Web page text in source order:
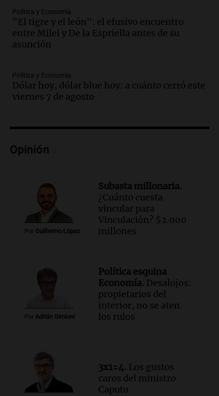
Recomendaciones de vino
bonarda para disfrutar el fin de semana
en Mendoza
Panorama Federal
en la Sociedad Rural de Bulaya con
actividades para toda la familia
Panorama Federal
jóvenes de la región
Audio.
Preparativos finales para la gran
exposición en la sociedad rural de
Bulaya este sábado
Panorama Federal
Episodios
Panorama Federal
Episodios
Río Gallegos reporta frío extremo
y llega avión para escuelas de la décima
brigada aérea
Política y Economía
"El tigre y el león": el efusivo encuentro
entre Milei y De la Espriella antes de su
asunción
Política y Economía
Dólar hoy, dólar blue hoy: a cuánto cerró este
viernes 7 de agosto
Opinión
Por Guillermo López
Subasta millonaria.
¿Cuánto cuesta
vincular para
Vinculación? $2.000
millones
Por Adrián Simioni
Política esquina
Economía. Desalojos:
propietarios del
interior, no se aten
los rulos
3x1=4. Los gustos
caros del ministro
Caputo